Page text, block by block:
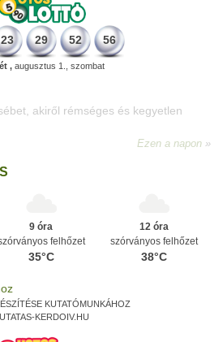
23 29 52 56
,augusztus 1., szombat
9 óra
felhőzet
35°C
12 óra
szórványos felhőzet
38°C
KUTATÓMUNKÁHOZ
KERDOIV.HU